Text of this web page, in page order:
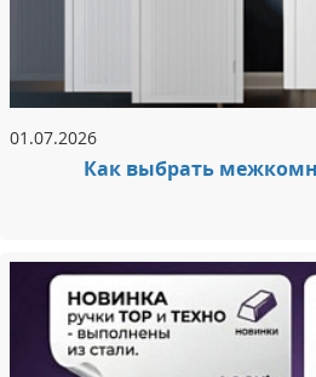
01.07.2026
Как выбрать